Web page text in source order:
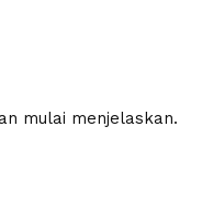
mulai menjelaskan.